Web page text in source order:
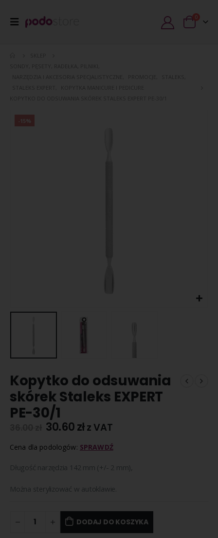
0
-15%
Kopytko do odsuwania
skórek Staleks EXPERT
PE-30/1
30.60złz VAT
Cena dla podologów: SPRAWDŹ
Długość narzędzia 142 mm (+/- 2 mm),
Można sterylizować w autoklawie.
DODAJ DO KOSZYKA